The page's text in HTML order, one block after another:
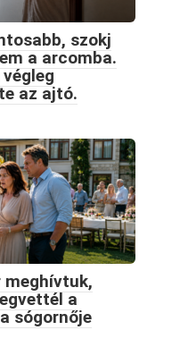
szokj
a arcomba.
az ajtó.
meghívtuk,
a
sógornője